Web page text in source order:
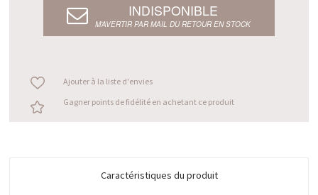
INDISPONIBLE
M’AVERTIR PAR MAIL DU RETOUR EN STOCK
Ajouter à la liste d'envies
Gagner points de fidélité en achetant ce produit
Caractéristiques du produit